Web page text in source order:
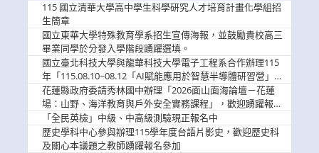
115 國立清華大學高中學生科學研究人才培育計畫化學組招
生簡章
國立東華大學特殊教育學系招生宣傳海報，並鼓勵貴校高三
畢業同學於分發入學階段踴躍選填。
國立臺北科技大學與龍華科技大學電子工程系合作辦理115
年「115.08.10~08.12「AI賦能應用於智慧半導體研習營」，
歡迎學生踴躍報名參加
花蓮縣政府委請秀林國中辦理「2026面山面海論壇－花蓮
場：山野、海洋教育與戶外安全實務課程」，歡迎踴躍報名
參加
「全民英檢」中級、中高級測驗現正報名中
歷史學科中心參與辦理115學年度台語片影史，歡迎歷史科
及關心本議題之教師踴躍報名參加